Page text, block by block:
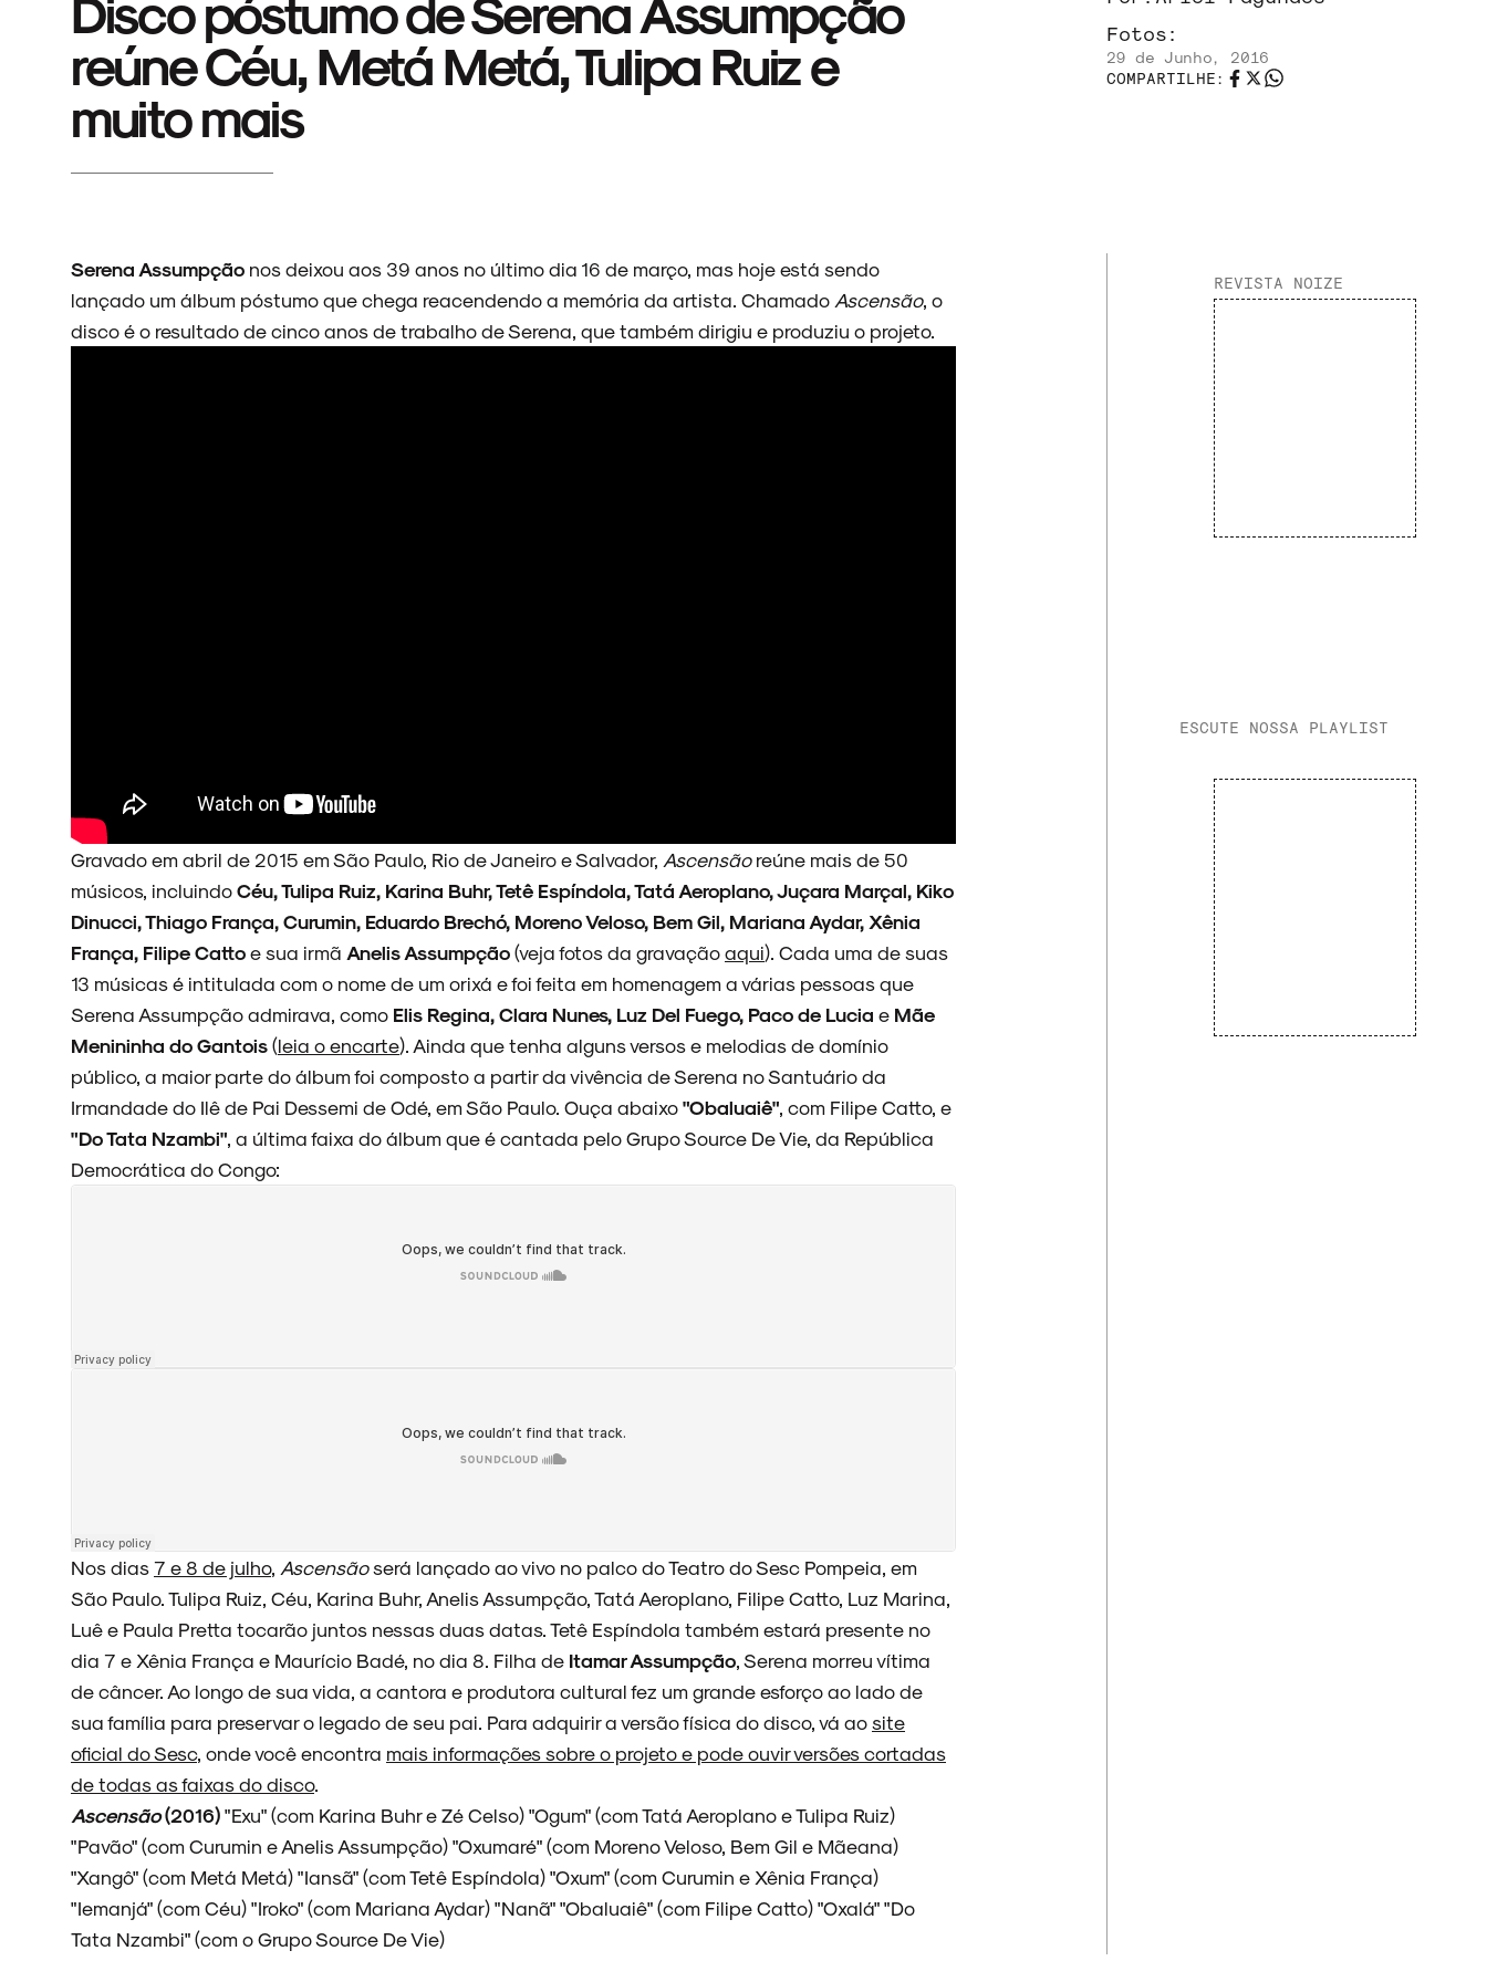
ARQUIVO
ENTREVISTAS
ESPECIAIS
NOIZE RECORD CLUB
reúne Céu, Metá Metá, Tulipa Ruiz e
muito mais
Fotos:
29 de Junho, 2016
COMPARTILHE:
Serena Assumpção nos deixou aos 39 anos no último dia 16 de março, mas hoje está sendo
lançado um álbum póstumo que chega reacendendo a memória da artista. Chamado Ascensão, o
disco é o resultado de cinco anos de trabalho de Serena, que também dirigiu e produziu o projeto.
Gravado em abril de 2015 em São Paulo, Rio de Janeiro e Salvador, Ascensãoreúne mais de 50
músicos, incluindoCéu, Tulipa Ruiz, Karina Buhr, Tetê Espíndola, Tatá Aeroplano, Juçara Marçal, Kiko
Dinucci, Thiago França, Curumin, Eduardo Brechó, Moreno Veloso, Bem Gil, Mariana Aydar, Xênia
França, Filipe Cattoe sua irmã Anelis Assumpção(veja fotos da gravaçãoaqui). Cada uma de suas
13 músicas é intitulada com o nome de um orixá e foi feita em homenagem a várias pessoas que
Serena Assumpção admirava, como Elis Regina, Clara Nunes, Luz Del Fuego, Paco de Lucia e Mãe
Menininha do Gantois(leia o encarte). Ainda que tenha alguns versos e melodias de domínio
público, a maior parte do álbum foi composto a partir da vivência de Serena no Santuário da
Irmandade do Ilê de Pai Dessemi de Odé, em São Paulo. Ouça abaixo"Obaluaiê" , com Filipe Catto, e
"Do Tata Nzambi" , a última faixa do álbum que é cantada pelo Grupo Source De Vie, da República
Democrática do Congo:
Nos dias7 e 8 de julho, Ascensãoserá lançado ao vivo no palco do Teatro do Sesc Pompeia, em
São Paulo. Tulipa Ruiz, Céu, Karina Buhr, Anelis Assumpção, Tatá Aeroplano, Filipe Catto, Luz Marina,
Luê e Paula Pretta tocarão juntos nessas duas datas. Tetê Espíndola também estará presente no
dia 7 e Xênia França e Maurício Badé, no dia 8. Filha de Itamar Assumpção , Serena morreu vítima
de câncer. Ao longo de sua vida, a cantora e produtora cultural fez um grande esforço ao lado de
sua família para preservar o legado de seu pai. Para adquirir a versão física do disco, vá aosite
oficial do Sesc, onde você encontra mais informações sobre o projeto e pode ouvir versões cortadas
de todas as faixas do disco.
Ascensão(2016)"Exu" (com Karina Buhr e Zé Celso) "Ogum" (com Tatá Aeroplano e Tulipa Ruiz)
"Pavão" (com Curumin e Anelis Assumpção) "Oxumaré" (com Moreno Veloso, Bem Gil e Mãeana)
"Xangô" (com Metá Metá) "Iansã" (com Tetê Espíndola) "Oxum" (com Curumin e Xênia França)
"Iemanjá" (com Céu) "Iroko" (com Mariana Aydar) "Nanã" "Obaluaiê" (com Filipe Catto) "Oxalá" "Do
Tata Nzambi" (com o Grupo Source De Vie)
REVISTA NOIZE
ESCUTE NOSSA PLAYLIST